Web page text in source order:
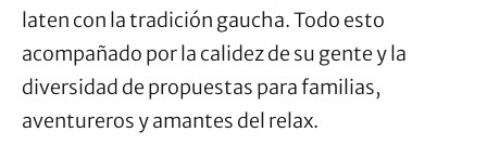
laten con la tradición gaucha. Todo esto
acompañado por la calidez de su gente y la
diversidad de propuestas para familias,
aventureros y amantes del relax.